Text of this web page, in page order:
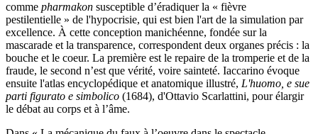
comme pharmakon susceptible d’éradiquer la « fièvre
pestilentielle » de l'hypocrisie, qui est bien l'art de la simulation par
excellence. À cette conception manichéenne, fondée sur la
mascarade et la transparence, correspondent deux organes précis : la
bouche et le coeur. La première est le repaire de la tromperie et de la
fraude, le second n’est que vérité, voire sainteté. Iaccarino évoque
ensuite l'atlas encyclopédique et anatomique illustré, L'huomo, e sue
parti figurato e simbolico (1684), d'Ottavio Scarlattini, pour élargir
le débat au corps et à l’âme.